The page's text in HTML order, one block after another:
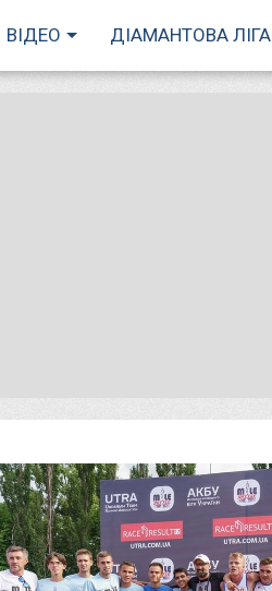
ВІДЕО ДІАМАНТОВА ЛІГА
ЧИТАТЬ